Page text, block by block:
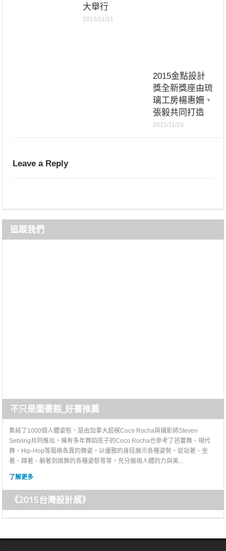
大舉行
2015/11/21
2015金點設計
獎全新獎座由琉
璃工房楊惠姍、
張毅共同打造
2015/11/19
Leave a Reply
追蹤我們
不只是圖書館_好書推薦
集結了1000個人體姿態，是由加拿大超模Coco Rocha與攝影師Steven
Sebring共同推出，擁有多年舞蹈底子的Coco Rocha也參考了芭蕾舞、現代
舞、Hip-Hop等風格各異的舞姿，以優雅的身段展示各種姿勢，從站著、坐
著、蹲著、躺著到跳舞的各種姿態等等，充分展現人體的力與美....
了解更多
《2015台灣設計展》